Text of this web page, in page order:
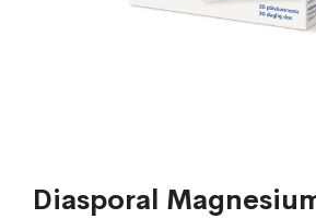
Diasporal